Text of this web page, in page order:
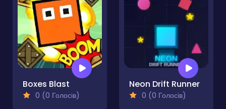
Boxes Blast
0 (0 Голосів)
Neon Drift Runner
0 (0 Голосів)